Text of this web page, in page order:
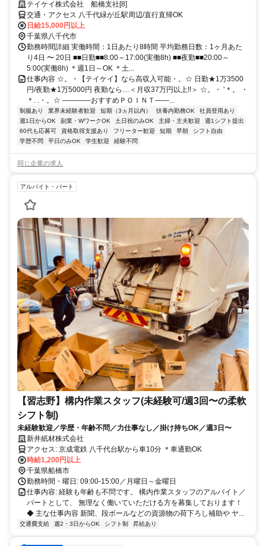
テイケイ株式会社 船橋支社[8]
交通・アクセス 八千代緑が丘駅周辺/直行直帰OK
日給15,000円以上
千葉県八千代市
勤務時間詳細 実働時間：1日あたり8時間 平均勤務日数：1ヶ月あた
り4日 〜 20日 ■■日勤■■8:00～17:00(実働8h) ■■夜勤■■20:00～
5:00(実働8h) ＊週1日～OK ＊土...
仕事内容 ☆。・【テイケイ】なら高収入可能・。☆ 日勤★1万3500
円/夜勤★1万5000円 夜勤なら…＜月収37万円以上!!＞ ☆。・ ‛＊。 ・
＊. .・。☆ ――――おすすめＰＯＩＮＴ――...
制服あり 業界未経験者歓迎 短期（3ヵ月以内） 扶養内勤務OK
社員登用あり
週1日からOK
副業・WワークOK 土日祝のみOK 主婦・主夫歓迎
週1シフト提出
60代も応募可
資格取得支援あり フリーター歓迎 短期 早朝
シフト自由
学歴不問
平日のみOK 学生歓迎 経験不問
同じ企業の求人
アルバイト・パート
【習志野】構内作業スタッフ(未経験可/週3回〜の柔軟
シフト制)
未経験歓迎／学歴・年齢不問／力仕事なし／掛け持ちOK／週3日〜
新井紙材株式会社
アクセス: 京成電鉄 八千代台駅から車10分 ＊車通勤OK
時給1,200円以上
千葉県船橋市
勤務時間・曜日: 09:00-15:00／月曜日～金曜日
仕事内容: 経験も年齢も不問です。 構内作業スタッフのアルバイト／
パートとして、 無理なく働いていただける方を募集しております！
◆ 主な仕事内容 新聞、段ボールなどの資源物の荷下ろし補助や ヤ...
交通費支給 週2・3日からOK シフト制 昇給あり